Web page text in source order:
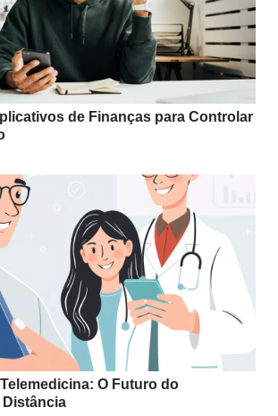
de Finanças para Controlar
O Futuro do